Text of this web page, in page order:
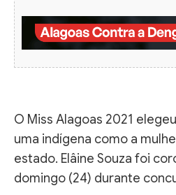
O Miss Alagoas 2021
uma indígena como a
estado. Elâine Souza foi
domingo (24) durante